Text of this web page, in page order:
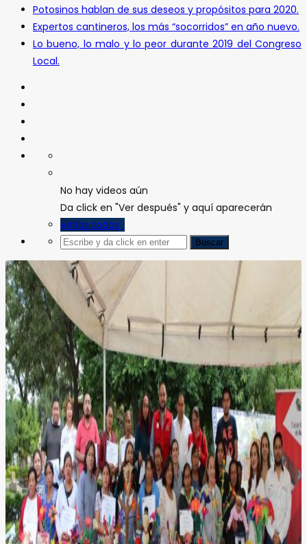
Potosinos hablan de sus deseos y propósitos para 2020.
Expertos cantineros, los más “socorridos” en año nuevo.
Lo bueno, lo malo y lo peor durante 2019 del Congreso
Local.
No hay videos aún
Da click en "Ver después" y aquí aparecerán
Verlos todos